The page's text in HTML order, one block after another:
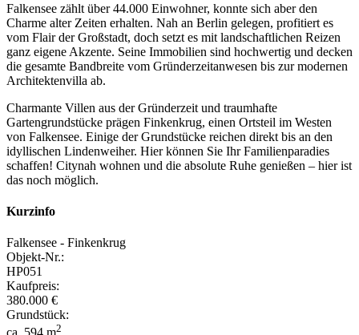
Falkensee zählt über 44.000 Einwohner, konnte sich aber den
Charme alter Zeiten erhalten. Nah an Berlin gelegen, profitiert es
vom Flair der Großstadt, doch setzt es mit landschaftlichen Reizen
ganz eigene Akzente. Seine Immobilien sind hochwertig und decken
die gesamte Bandbreite vom Gründerzeitanwesen bis zur modernen
Architektenvilla ab.
Charmante Villen aus der Gründerzeit und traumhafte
Gartengrundstücke prägen Finkenkrug, einen Ortsteil im Westen
von Falkensee. Einige der Grundstücke reichen direkt bis an den
idyllischen Lindenweiher. Hier können Sie Ihr Familienparadies
schaffen! Citynah wohnen und die absolute Ruhe genießen – hier ist
das noch möglich.
Kurzinfo
Falkensee - Finkenkrug
Objekt-Nr.:
HP051
Kaufpreis:
380.000 €
Grundstück:
2